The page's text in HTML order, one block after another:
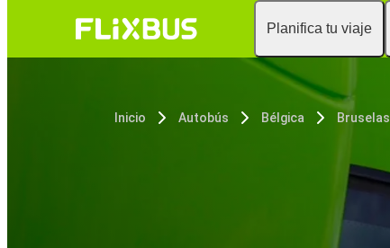
Planifica tu viaje
Inicio Autobús Bélgica Bruselas